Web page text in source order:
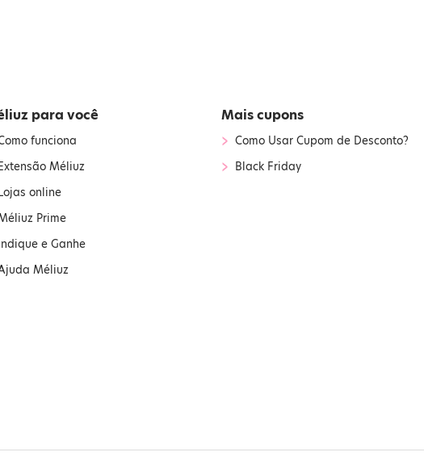
para você
funciona
Méliuz
online
Prime
e Ganhe
Méliuz
Mais cupons
› Como Usar Cupom de Desconto?
› Black Friday